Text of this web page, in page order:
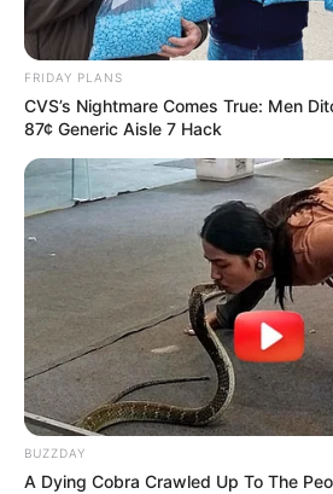
FRIDAY PLANS
CVS’s Nightmare Comes True: Men
87¢ Generic Aisle 7 Hack
BUZZDAY
A Dying Cobra Crawled Up To The